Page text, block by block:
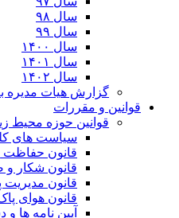
سال ۹۸
سال ۹۹
سال ۱۴۰۰
سال ۱۴۰۱
سال ۱۴۰۲
گزارش هیات مدیره
قوانین و مقررات
قوانین حوزه محیط
ﺳﯿﺎﺳﺖ ﻫﺎی
قانون
قانون شکار و
قانون مدیریت
قانون هوای
آیین نامه ها